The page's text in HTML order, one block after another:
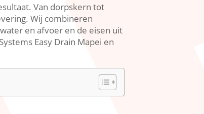
Van dorpskern tot
Wij combineren
en afvoer en de eisen uit
Easy Drain Mapei en